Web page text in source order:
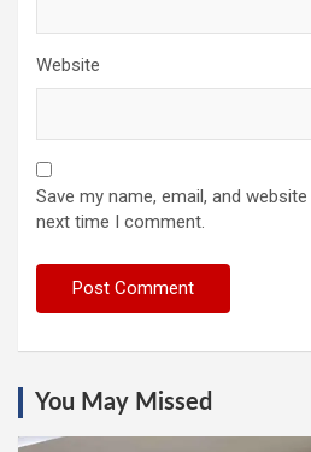
Website
Save my name, email, and
next time I comment.
You May Missed